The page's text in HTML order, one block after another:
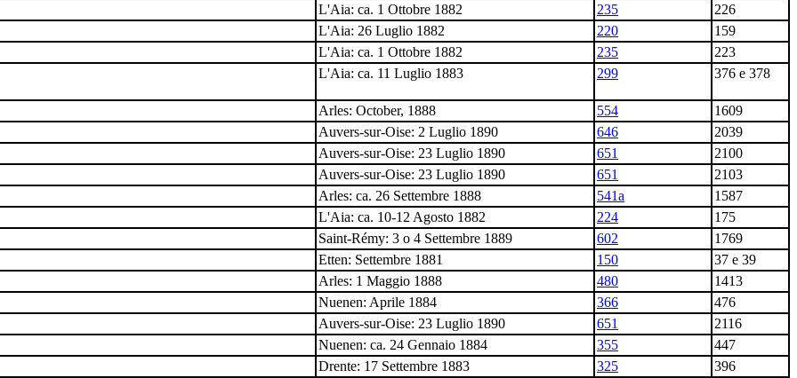
L'Aia: ca. 1 Ottobre 1882 235
226
L'Aia: 26 Luglio 1882 220
159
L'Aia: ca. 1 Ottobre 1882 235
223
L'Aia: ca. 11 Luglio 1883 299 376 e 378
Arles: October, 1888 554
1609
Auvers-sur-Oise: 2 Luglio 1890 646
2039
Auvers-sur-Oise: 23 Luglio 1890 651
2100
Auvers-sur-Oise: 23 Luglio 1890 651
2103
Arles: ca. 26 Settembre 1888 541a
1587
L'Aia: ca. 10-12 Agosto 1882 224
175
Saint-Rémy: 3 o 4 Settembre 1889 602
1769
Etten: Settembre 1881 150
37 e 39
Arles: 1 Maggio 1888 480
1413
Nuenen: Aprile 1884 366
476
Auvers-sur-Oise: 23 Luglio 1890 651
2116
Nuenen: ca. 24 Gennaio 1884 355
447
Drente: 17 Settembre 1883 325
396